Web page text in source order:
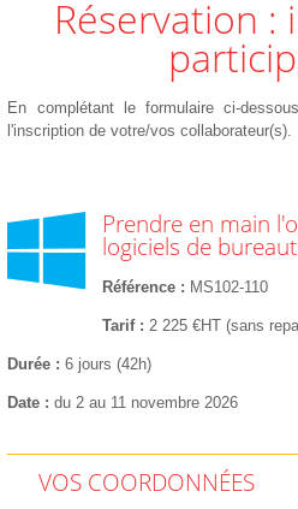
Réservation : inscrire des
En complétant le formulaire ci-
l'inscription de votre/vos collaborateur(s).
Prendre en main
logiciels de
Référence MS102-110
Tarif 2 225 €HT (sans
Durée 6 jours (42h)
Date du 2 au 11 novembre 2026
VOS COORDONNÉES